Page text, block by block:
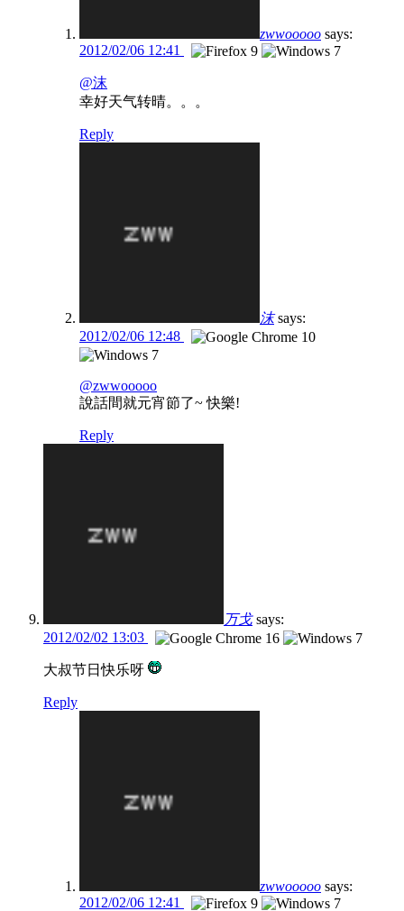
zwwooooo says:
2012/02/06 12:41
@沫
幸好天气转晴。。。
Reply
沫 says:
2012/02/06 12:48
@zwwooooo
說話間就元宵節了~ 快樂!
Reply
万戈 says:
2012/02/02 13:03
大叔节日快乐呀
Reply
zwwooooo says:
2012/02/06 12:41